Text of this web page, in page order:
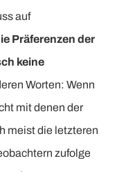
auf
Präferenzen der
keine
Worten: Wenn
mit denen der
meist die letzteren
zufolge